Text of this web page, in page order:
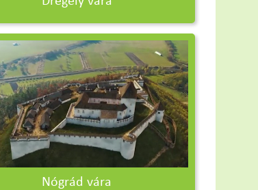
Nógrád vára